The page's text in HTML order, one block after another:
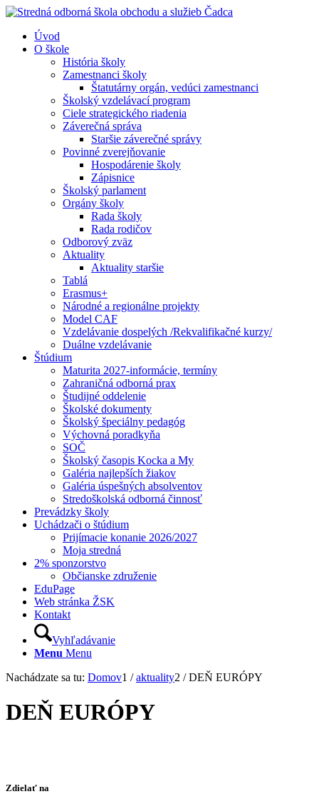
Úvod
O škole
História školy
Zamestnanci školy
Štatutárny orgán, vedúci zamestnanci
Školský vzdelávací program
Ciele strategického riadenia
Záverečná správa
Staršie záverečné správy
Povinné zverejňovanie
Hospodárenie školy
Zápisnice
Školský parlament
Orgány školy
Rada školy
Rada rodičov
Odborový zväz
Aktuality
Aktuality staršie
Tablá
Erasmus+
Národné a regionálne projekty
Model CAF
Vzdelávanie dospelých /Rekvalifikačné kurzy/
Duálne vzdelávanie
Štúdium
Maturita 2027-informácie, termíny
Zahraničná odborná prax
Študijné oddelenie
Školské dokumenty
Školský špeciálny pedagóg
Výchovná poradkyňa
SOČ
Školský časopis Kocka a My
Galéria najlepších žiakov
Galéria úspešných absolventov
Stredoškolská odborná činnosť
Prevádzky školy
Uchádzači o štúdium
Prijímacie konanie 2026/2027
Moja stredná
2% sponzorstvo
Občianske združenie
EduPage
Web stránka ŽSK
Kontakt
Vyhľadávanie
Menu Menu
Nachádzate sa tu: Domov1 / aktuality2 / DEŇ EURÓPY
DEŇ EURÓPY
Zdielať na